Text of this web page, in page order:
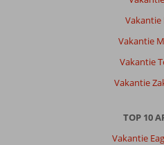
Vakantie
Vakantie
Vakantie
Vakantie
TOP 10
Vakantie